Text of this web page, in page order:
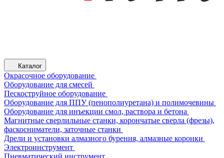
Каталог
Окрасочное оборудование
Оборудование для смесей
Пескоструйное оборудование
Оборудование для ППУ (пенополиуретана) и полимочевины
Оборудование для инъекции смол, раствора и бетона
Магнитные сверлильные станки, корончатые сверла (фрезы),
фаскосниматели, заточные станки
Дрели и установки алмазного бурения, алмазные коронки
Электроинструмент
Пневматический инструмент